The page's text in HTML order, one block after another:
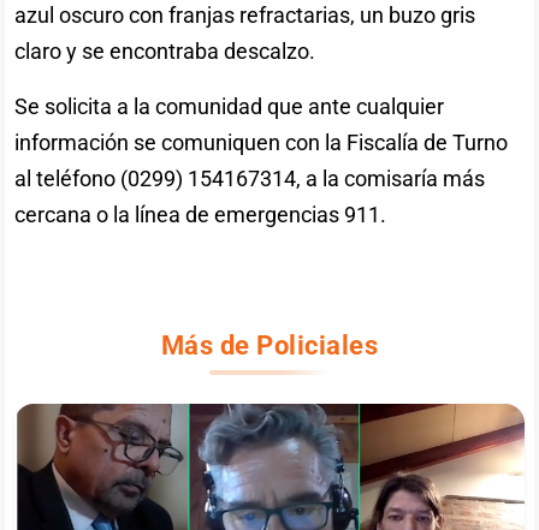
azul oscuro con franjas refractarias, un buzo gris
claro y se encontraba descalzo.
Se solicita a la comunidad que ante cualquier
información se comuniquen con la Fiscalía de Turno
al teléfono (0299) 154167314, a la comisaría más
cercana o la línea de emergencias 911.
Más de Policiales